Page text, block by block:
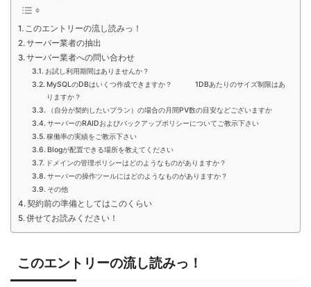
このエントリーの流し読みっ！
サーバー業者の抽出
サーバー業者への問い合わせ
お試し利用期間はありませんか？
MySQLのDBはいくつ作成できますか？ 1DBあたりのサイズ制限はあ
りますか？
（自分が契約したいプラン）の場合の月間PV数の目安などございますか
サーバーのRAIDおよびバックアップポリシーについてご教示下さい
稼働率の実績をご教示下さい
Blogが配置できる場所を教えてください
ドメインの管理ポリシーはどのようなものがありますか？
サーバーの操作ツールにはどのようなものがありますか？
その他
契約前の準備としてはこのくらい
併せてお読みください！
このエントリーの流し読みっ！